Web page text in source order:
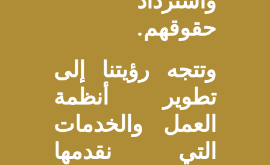
حقوقهم.
وتتجه رؤيتنا إلى
تطوير أنظمة
العمل والخدمات
التي نقدمها